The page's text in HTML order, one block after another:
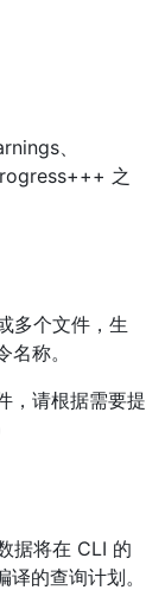
、
之
多个文件，生
称。
，请根据需要提
据将在 CLI 的
的查询计划。